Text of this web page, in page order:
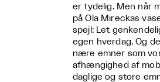
er tydelig. Men når
på Ola Mireckas
spejl: Let
egen hverdag. Og
nære emner som
afhængighed af
daglige og store